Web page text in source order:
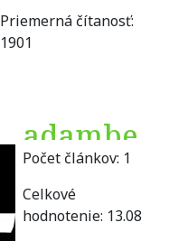
Priemerná čítanosť:
1901
adambe
Počet článkov: 1
Celkové
hodnotenie: 13.08